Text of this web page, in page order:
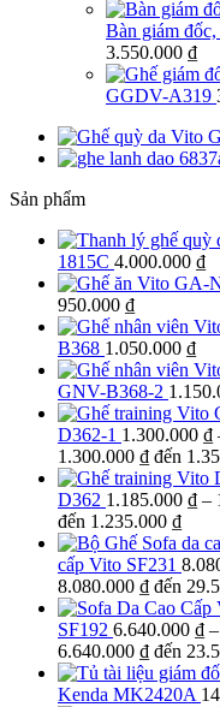
Bàn giám
3.550.000 ₫
GGDV-A319
Sản phẩm
1815C 4.000.000 ₫
950.000 ₫
B368 1.050.000 ₫
GNV-B368-2
D362-1 1.300.000 ₫
1.300.000 ₫ đến
D362 1.185.000 ₫ –
đến 1.235.000 ₫
cấp Vito SF231
8.080.000 ₫ đến
SF192 6.640.000 ₫ –
6.640.000 ₫ đến
Kenda MK2420A